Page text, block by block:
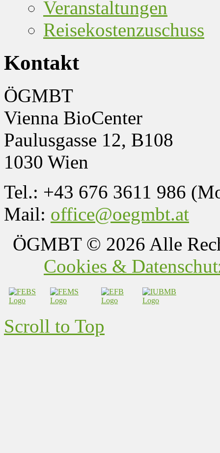
Veranstaltungen
Reisekostenzuschuss
Kontakt
ÖGMBT
Vienna BioCenter
Paulusgasse 12, B108
1030 Wien
Tel.: +43 676 3611 986
Mail: office@oegmbt.at
ÖGMBT© 2026 Alle
Cookies &
Scroll to Top